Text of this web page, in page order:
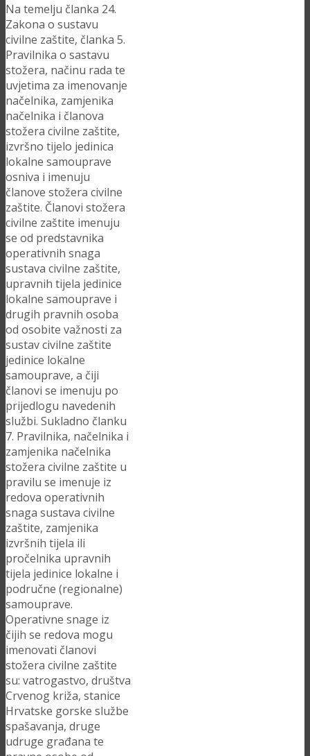
Na temelju članka 24.
Zakona o sustavu
civilne zaštite, članka 5.
Pravilnika o sastavu
stožera, načinu rada te
uvjetima za imenovanje
načelnika, zamjenika
načelnika i članova
stožera civilne zaštite,
izvršno tijelo jedinica
lokalne samouprave
osniva i imenuju
članove stožera civilne
zaštite. Članovi stožera
civilne zaštite imenuju
se od predstavnika
operativnih snaga
sustava civilne zaštite,
upravnih tijela jedinice
lokalne samouprave i
drugih pravnih osoba
od osobite važnosti za
sustav civilne zaštite
jedinice lokalne
samouprave, a čiji
članovi se imenuju po
prijedlogu navedenih
službi. Sukladno članku
7. Pravilnika, načelnika i
zamjenika načelnika
stožera civilne zaštite u
pravilu se imenuje iz
redova operativnih
snaga sustava civilne
zaštite, zamjenika
izvršnih tijela ili
pročelnika upravnih
tijela jedinice lokalne i
područne (regionalne)
samouprave.
Operativne snage iz
čijih se redova mogu
imenovati članovi
stožera civilne zaštite
su: vatrogastvo, društva
Crvenog križa, stanice
Hrvatske gorske službe
spašavanja, druge
udruge građana te